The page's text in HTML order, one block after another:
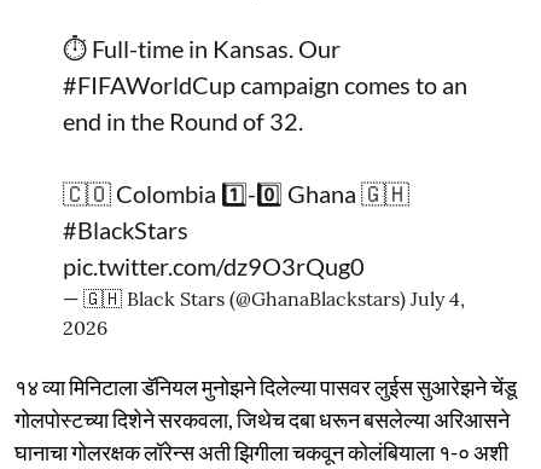
⏱️ Full-time in Kansas. Our
#FIFAWorldCupcampaign comes to an
end in the Round of 32.
🇨🇴 Colombia 1️⃣-0️⃣ Ghana 🇬🇭
#BlackStars
pic.twitter.com/dz9O3rQug0
— 🇬🇭 Black Stars (@GhanaBlackstars) July 4,
2026
१४ व्या मिनिटाला डॅनियल मुनोझने दिलेल्या पासवर लुईस सुआरेझने चेंडू
गोलपोस्टच्या दिशेने सरकवला, जिथेच दबा धरून बसलेल्या अरिआसने
घानाचा गोलरक्षक लॉरेन्स अती झिगीला चकवून कोलंबियाला १-० अशी